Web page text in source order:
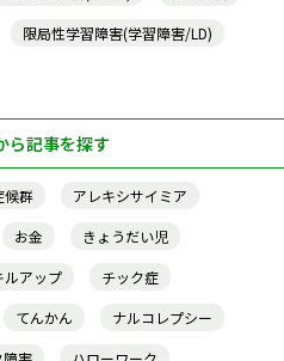
限局性学習障害(学習障害/LD)
ら記事を探す
候群
アレキシサイミア
お金
きょうだい児
ルアップ
チック症
てんかん
ナルコレプシー